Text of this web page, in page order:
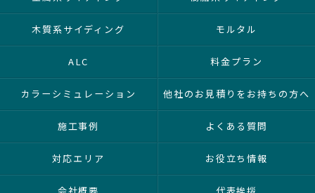
木質系サイディング モルタル
ALC 料金プラン
カラーシミュレーション 他社のお見積りをお持ちの方へ
施工事例 よくある質問
対応エリア お役立ち情報